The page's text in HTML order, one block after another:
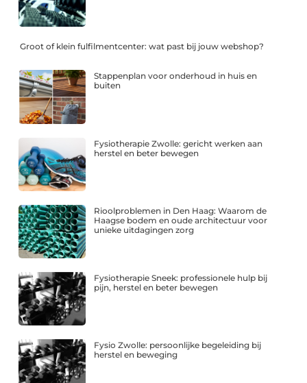
Groot of klein fulfilmentcenter: wat past bij jouw webshop?
Stappenplan voor onderhoud in huis en
buiten
Fysiotherapie Zwolle: gericht werken aan
herstel en beter bewegen
Rioolproblemen in Den Haag: Waarom de
Haagse bodem en oude architectuur voor
unieke uitdagingen zorg
Fysiotherapie Sneek: professionele hulp bij
pijn, herstel en beter bewegen
Fysio Zwolle: persoonlijke begeleiding bij
herstel en beweging